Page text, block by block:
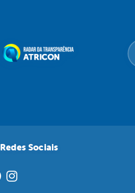
Redes Sociais